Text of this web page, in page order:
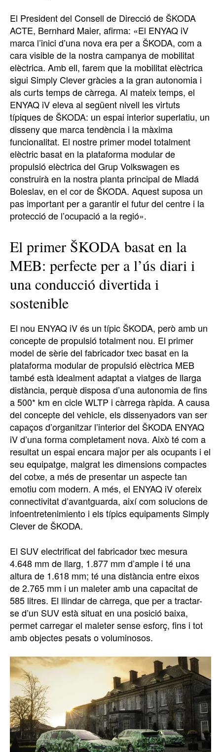
El President del Consell de Direcció de ŠKODA
ACTE, Bernhard Maier, afirma: «El ENYAQ iV
marca l’inici d’una nova era per a ŠKODA, com a
cara visible de la nostra campanya de mobilitat
elèctrica. Amb ell, farem que la mobilitat elèctrica
sigui Simply Clever gràcies a la gran autonomia i
als curts temps de càrrega. Al mateix temps, el
ENYAQ iV eleva al següent nivell les virtuts
típiques de ŠKODA: un espai interior superlatiu, un
disseny que marca tendència i la màxima
funcionalitat. El nostre primer model totalment
elèctric basat en la plataforma modular de
propulsió elèctrica del Grup Volkswagen es
construirà en la nostra planta principal de Mladá
Boleslav, en el cor de ŠKODA. Aquest suposa un
pas important per a garantir el futur del centre i la
protecció de l’ocupació a la regió».
El primer ŠKODA basat en la
MEB: perfecte per a l’ús diari i
una conducció divertida i
sostenible
El nou ENYAQ iV és un típic ŠKODA, però amb un
concepte de propulsió totalment nou. El primer
model de sèrie del fabricador txec basat en la
plataforma modular de propulsió elèctrica MEB
també està idealment adaptat a viatges de llarga
distància, perquè disposa d’una autonomia de fins
a 500* km en cicle WLTP i càrrega ràpida. A causa
del concepte del vehicle, els dissenyadors van ser
capaços d’organitzar l’interior del ŠKODA ENYAQ
iV d’una forma completament nova. Això té com a
resultat un espai encara major per als ocupants i el
seu equipatge, malgrat les dimensions compactes
del cotxe, a més de presentar un aspecte tan
emotiu com modern. A més, el ENYAQ iV ofereix
connectivitat d’avantguarda, així com solucions de
infoentretenimiento i els típics equipaments Simply
Clever de ŠKODA.
El SUV electrificat del fabricador txec mesura
4.648 mm de llarg, 1.877 mm d’ample i té una
altura de 1.618 mm; té una distància entre eixos
de 2.765 mm i un maleter amb una capacitat de
585 litres. El llindar de càrrega, que per a tractar-
se d’un SUV està situat en una posició baixa,
permet carregar el maleter sense esforç, fins i tot
amb objectes pesats o voluminosos.